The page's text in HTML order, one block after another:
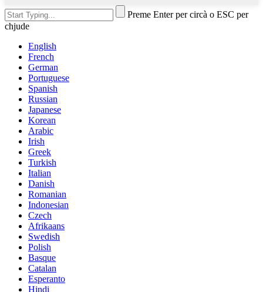
Preme Enter per circà o ESC per
chjude
English
French
German
Portuguese
Spanish
Russian
Japanese
Korean
Arabic
Irish
Greek
Turkish
Italian
Danish
Romanian
Indonesian
Czech
Afrikaans
Swedish
Polish
Basque
Catalan
Esperanto
Hindi